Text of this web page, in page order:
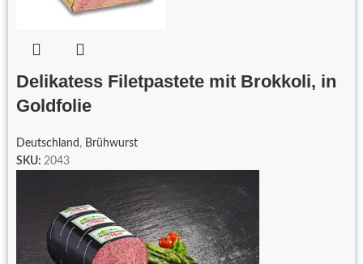
Delikatess Filetpastete mit Brokkoli, in
Goldfolie
Deutschland , Brühwurst
SKU: 2043